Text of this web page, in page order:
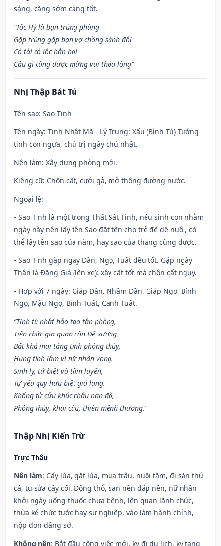
sáng, càng sớm càng tốt.
“Tốc Hỷ là bạn trùng phùng
Gặp trùng gặp bạn vợ chồng sánh đôi
Có tài có lộc hẳn hoi
Cầu gì cũng được mừng vui thỏa lòng”
Nhị Thập Bát Tú
Tên sao: Sao Tinh
Tên ngày: Tinh Nhật Mã - Lý Trung: Xấu (Bình Tú) Tướng
tinh con ngựa, chủ trị ngày chủ nhật.
Nên làm: Xây dựng phòng mới.
Kiêng cữ: Chôn cất, cưới gả, mở thông đường nước.
Ngoại lệ:
- Sao Tinh là một trong Thất Sát Tinh, nếu sinh con nhằm
ngày này nên lấy tên Sao đặt tên cho trẻ để dễ nuôi, có
thể lấy tên sao của năm, hay sao của tháng cũng được.
- Sao Tinh gặp ngày Dần, Ngọ, Tuất đều tốt. Gặp ngày
Thân là Đăng Giá (lên xe): xây cất tốt mà chôn cất nguy.
- Hợp với 7 ngày: Giáp Dần, Nhâm Dần, Giáp Ngọ, Bính
Ngọ, Mậu Ngọ, Bính Tuất, Canh Tuất.
“Tinh tú nhật hảo tạo tân phòng,
Tiến chức gia quan cận Đế vương,
Bất khả mai táng tính phóng thủy,
Hung tinh lâm vị nữ nhân vong.
Sinh ly, tử biệt vô tâm luyến,
Tự yếu quy hưu biệt giá lang.
Khổng tử cửu khúc châu nan độ,
Phóng thủy, khai câu, thiên mệnh thương.”
Thập Nhị Kiến Trừ
Trực Thâu
Nên làm: Cấy lúa, gặt lúa, mua trâu, nuôi tằm, đi săn thú
cá, tu sửa cây cối. Động thổ, san nền đắp nền, nữ nhân
khởi ngày uống thuốc chưa bệnh, lên quan lãnh chức,
thừa kế chức tước hay sự nghiệp, vào làm hành chính,
nộp đơn dâng sớ.
Không nên: Bắt đầu công việc mới, kỵ đi du lịch, kỵ tang